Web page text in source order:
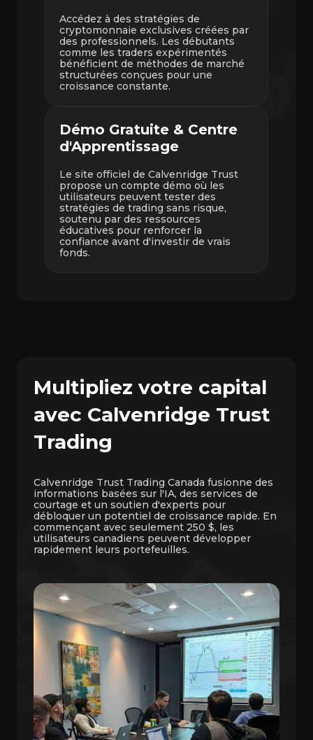
Accédez à des stratégies de
cryptomonnaie exclusives créées par
des professionnels. Les débutants
comme les traders expérimentés
bénéficient de méthodes de marché
structurées conçues pour une
croissance constante.
Démo Gratuite & Centre
d'Apprentissage
Le site officiel de Calvenridge Trust
propose un compte démo où les
utilisateurs peuvent tester des
stratégies de trading sans risque,
soutenu par des ressources
éducatives pour renforcer la
confiance avant d'investir de vrais
fonds.
Multipliez votre capital
avec Calvenridge Trust
Trading
Calvenridge Trust Trading Canada fusionne des
informations basées sur l'IA, des services de
courtage et un soutien d'experts pour
débloquer un potentiel de croissance rapide. En
commençant avec seulement 250 $, les
utilisateurs canadiens peuvent développer
rapidement leurs portefeuilles.